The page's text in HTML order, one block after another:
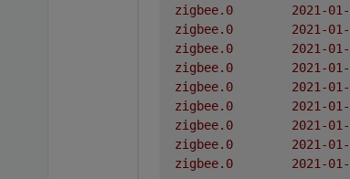
zigbee.0
zigbee.0
zigbee.0
zigbee.0
zigbee.0
zigbee.0
zigbee.0
zigbee.0
zigbee.0